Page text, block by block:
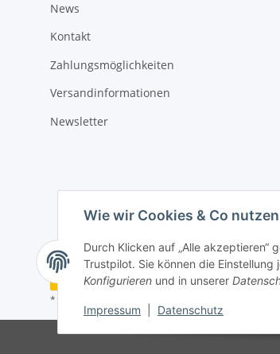
Wie wir Cookies & Co nutzen
Durch Klicken auf „Alle akzeptieren“
Trustpilot. Sie können die
Konfigurieren und in unserer
Impressum Datenschutz
News
Kontakt
Zahlungsmöglichkeiten
Versandinformationen
Newsletter
Vertrag widerrufen
* Alle Preise inkl. gesetzlicher USt., zzgl.